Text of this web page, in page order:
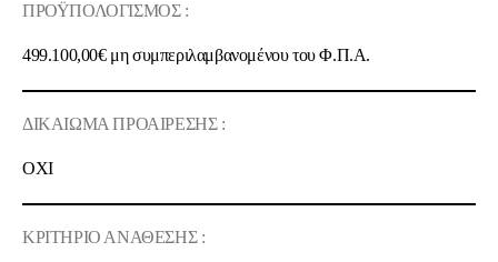
ΠΡΟΫΠΟΛΟΓΙΣΜΟΣ :
499.100,00€ μη συμπεριλαμβανομένου του Φ.Π.Α.
ΔΙΚΑΙΩΜΑ ΠΡΟΑΙΡΕΣΗΣ :
ΟΧΙ
ΚΡΙΤΗΡΙΟ ΑΝΑΘΕΣΗΣ :